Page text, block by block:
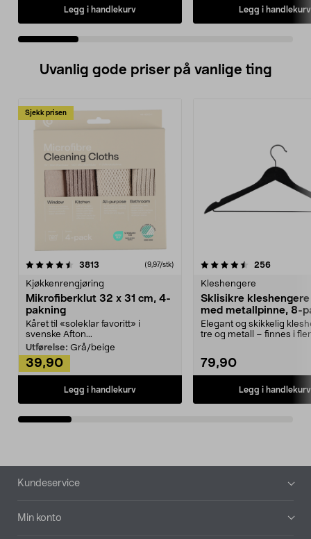
Legg i handlekurv Legg i handlekurv
Uvanlig gode priser på vanlige ting
Sjekk prisen
3813 anmeldelser(9,97/stk)
Kjøkkenrengjøring
Mikrofiberklut 32 x 31 cm, 4-
pakning
Kåret til «soleklar favoritt» i
svenske Afton...
Utførelse: Grå/beige
39,90
Legg i handlekurv
4.5av 5 stjerner 256
Kleshengere
Sklisikre
med metallpinne, 8-
Elegant og skikkelig
tre og metall – finnes i
79,90
Legg i handlekurv
4.5av 5 stjerner
Bunntekst
Kundeservice
Min konto